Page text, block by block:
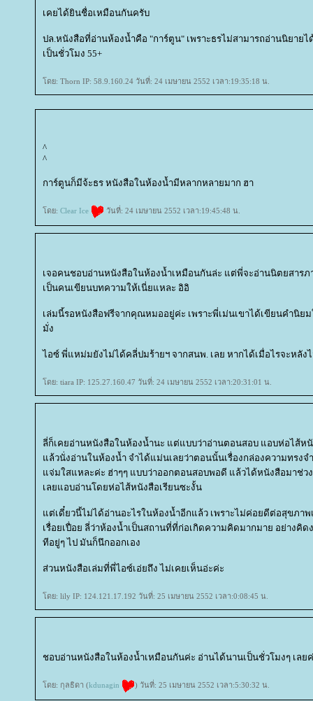
เคยได้ยินชื่อเหมือนกันครับ
ปล.หนังสือที่อ่านห้องน้ำคือ "การ์ตูน" เพราะธรไม่สามารถอ่านนิยายไ
เป็นชั่วโมง 55+
ดย: Thorn IP: 58.9.160.24 วันที่: 24 เมษายน 2552 เวลา:19:35:18 น.
^
^
การ์ตูนก็มีจ้ะธร หนังสือในห้องน้ำมีหลากหลายมาก ฮา
ดย: Clear Ice วันที่: 24 เมษายน 2552 เวลา:19:45:48 น.
เจอคนชอบอ่านหนังสือในห้องน้ำเหมือนกันล่ะ แต่พี่จะอ่านนิตยสาร
เป็นคนเขียนบทความให้เนี่ยแหละ อิอิ
เล่มนี้รอหนังสือฟรีจากคุณหมออยู่ค่ะ เพราะพี่เม่นเขาได้เขียนคำนิย
มั่ง
ไอซ์ พี่แหม่มยังไม่ได้คลี่ปมร้ายฯ จากสนพ. เลย หากได้เมื่อไรจะหลัง
ดย: tiara IP: 125.27.160.47 วันที่: 24 เมษายน 2552 เวลา:20:31:01 น.
ลี่ก็เคยอ่านหนังสือในห้องน้ำนะ แต่แบบว่าอ่านตอนสอบ แอบห่อไส้ห
ล้วนั่งอ่านในห้องน้ำ จำได้แม่นเลยว่าตอนนั้นเรื่องกล่องความทรงจ
จ่มใสแหละค่ะ ฮ่าๆๆ แบบว่าออกตอนสอบพอดี แล้วได้หนังสือมาช่ว
เลยแอบอ่านโดยห่อไส้หนังสือเรียนซะงั้น
ต่เดี๋ยวนี้ไม่ได้อ่านอะไรในห้องน้ำอีกแล้ว เพราะไม่ค่อยดีต่อสุขภาพ
เรื่อยเปื่อย ลี่ว่าห้องน้ำเป็นสถานที่ที่ก่อเกิดความคิดมากมาย อย่างคิด
ทีอยู่ๆ ไป มันก็นึกออกเอง
ส่วนหนังสือเล่มที่พี่ไอซ์เอ่ยถึง ไม่เคยเห็นอ่ะค่ะ
ดย: lily IP: 124.121.17.192 วันที่: 25 เมษายน 2552 เวลา:0:08:45 น.
ชอบอ่านหนังสือในห้องน้ำเหมือนกันค่ะ อ่านได้นานเป็นชั่วโมงๆ เลย
ดย: กุลธิดา (kdunagin ) วันที่: 25 เมษายน 2552 เวลา:5:30:32 น.